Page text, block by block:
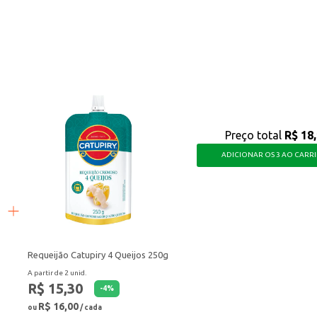
Requeijão Catupiry 4 Queijos 250g
A partir de 2 unid.
R$ 15,30 -4%
ou R$ 16,00/ cada
Preço total R$
ADICIONAR OS 3 AO